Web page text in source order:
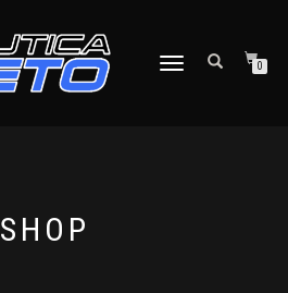
NAVIGAZIONE
0
SHOP